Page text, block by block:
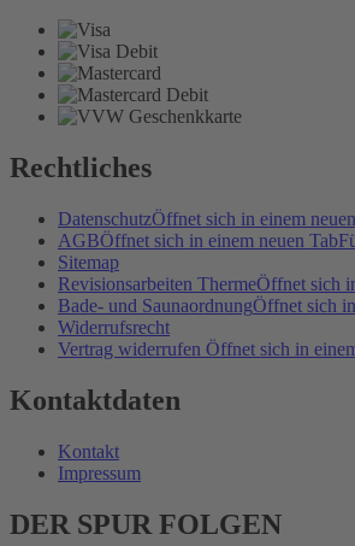
Rechtliches
DatenschutzÖffnet sich in einem
AGBÖffnet sich in einem neuen Tab
Sitemap
Revisionsarbeiten ThermeÖffnet sich
Bade- und SaunaordnungÖffnet sich
Widerrufsrecht
Vertrag widerrufen Öffnet sich in
Kontaktdaten
Kontakt
Impressum
DER SPUR FOLGEN